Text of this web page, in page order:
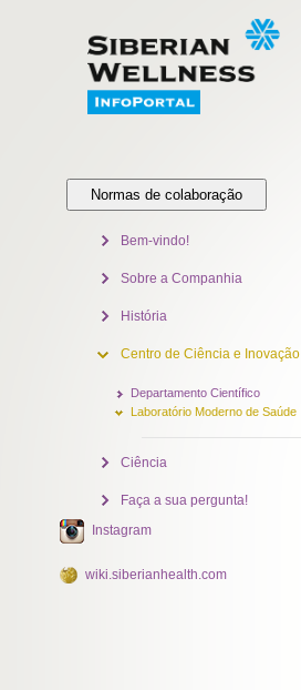
Normas de colaboração
Bem-vindo!
Sobre a Companhia
História
Centro de Ciência e Inovação
Departamento Científico
Laboratório Moderno de Saúde
Ciência
Faça a sua pergunta!
Instagram
wiki.siberianhealth.com